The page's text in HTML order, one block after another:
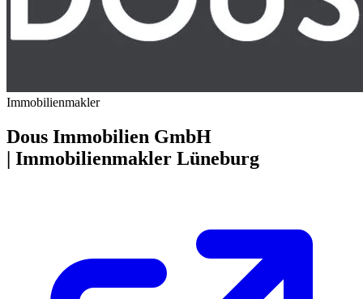
Immobilienmakler
Dous Immobilien GmbH
| Immobilienmakler Lüneburg